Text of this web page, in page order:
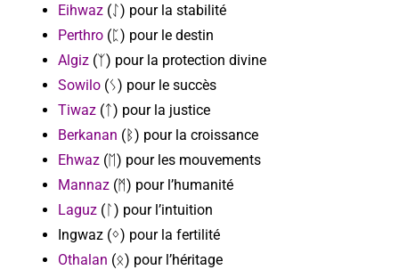
Eihwaz (ᛇ) pour la stabilité
Perthro (ᛈ) pour le destin
Algiz (ᛉ) pour la protection divine
Sowilo (ᛊ) pour le succès
Tiwaz (ᛏ) pour la justice
Berkanan (ᛒ) pour la croissance
Ehwaz (ᛖ) pour les mouvements
Mannaz (ᛗ) pour l’humanité
Laguz (ᛚ) pour l’intuition
Ingwaz (ᛜ) pour la fertilité
Othalan (ᛟ) pour l’héritage